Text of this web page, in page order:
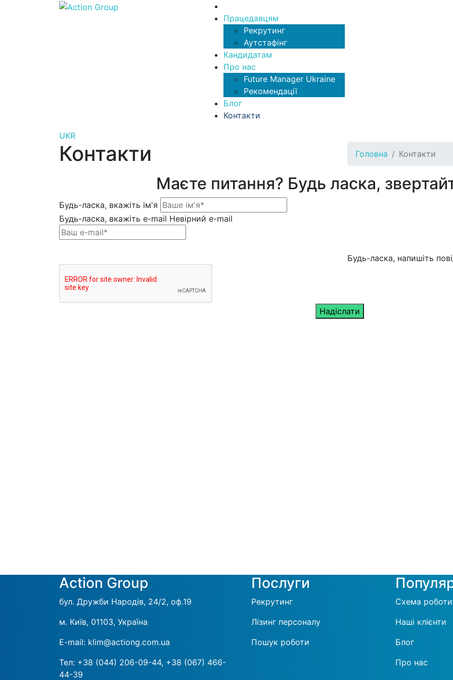
Працедавцям
Рекрутинг
Аутстафінг
Кандидатам
Про нас
Future Manager Ukraine
Рекомендації
Блог
Контакти
UKR
Контакти Головна Контакти
Маєте питання? Будь ласка,
Будь-ласка, вкажіть ім'я
Будь-ласка, вкажіть e-mail Невірний e-mail
Будь-ласка, напишіть
Action Group
бул. Дружби Народів, 24/2, оф.19
м. Київ, 01103, Україна
E-mail: klim@actiong.com.ua
Тел: +38 (044) 206-09-44, +38 (067) 466-
44-39
Послуги
Рекрутинг
Лізинг персоналу
Пошук роботи
Схема роботи
Наші клієнти
Блог
Про нас